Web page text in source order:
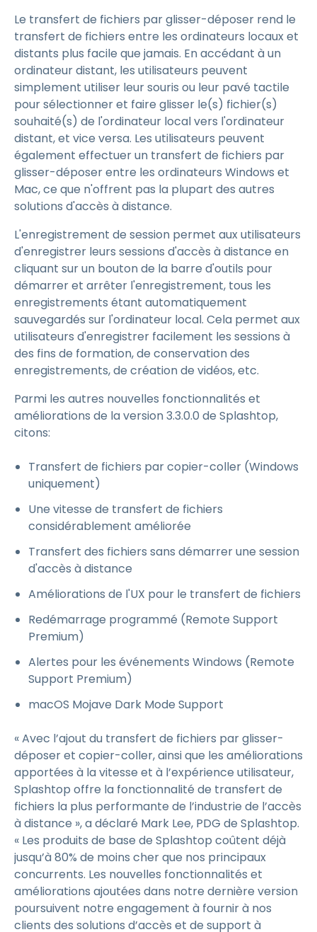
Le transfert de fichiers par glisser-déposer rend le
transfert de fichiers entre les ordinateurs locaux et
distants plus facile que jamais. En accédant à un
ordinateur distant, les utilisateurs peuvent
simplement utiliser leur souris ou leur pavé tactile
pour sélectionner et faire glisser le(s) fichier(s)
souhaité(s) de l'ordinateur local vers l'ordinateur
distant, et vice versa. Les utilisateurs peuvent
également effectuer un transfert de fichiers par
glisser-déposer entre les ordinateurs Windows et
Mac, ce que n'offrent pas la plupart des autres
solutions d'accès à distance.
L'enregistrement de session permet aux utilisateurs
d'enregistrer leurs sessions d'accès à distance en
cliquant sur un bouton de la barre d'outils pour
démarrer et arrêter l'enregistrement, tous les
enregistrements étant automatiquement
sauvegardés sur l'ordinateur local. Cela permet aux
utilisateurs d'enregistrer facilement les sessions à
des fins de formation, de conservation des
enregistrements, de création de vidéos, etc.
Parmi les autres nouvelles fonctionnalités et
améliorations de la version 3.3.0.0 de Splashtop,
citons:
Transfert de fichiers par copier-coller (Windows
uniquement)
Une vitesse de transfert de fichiers
considérablement améliorée
Transfert des fichiers sans démarrer une session
d'accès à distance
Améliorations de l'UX pour le transfert de fichiers
Redémarrage programmé (Remote Support
Premium)
Alertes pour les événements Windows (Remote
Support Premium)
macOS Mojave Dark Mode Support
« Avec l’ajout du transfert de fichiers par glisser-
déposer et copier-coller, ainsi que les améliorations
apportées à la vitesse et à l’expérience utilisateur,
Splashtop offre la fonctionnalité de transfert de
fichiers la plus performante de l’industrie de l’accès
à distance », a déclaré Mark Lee, PDG de Splashtop.
« Les produits de base de Splashtop coûtent déjà
jusqu’à 80% de moins cher que nos principaux
concurrents. Les nouvelles fonctionnalités et
améliorations ajoutées dans notre dernière version
poursuivent notre engagement à fournir à nos
clients des solutions d’accès et de support à